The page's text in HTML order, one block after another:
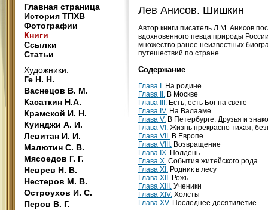
Главная страница
История ТПХВ
Фотографии
Книги
Ссылки
Статьи
Художники:
Ге Н. Н.
Васнецов В. М.
Касаткин Н.А.
Крамской И. Н.
Куинджи А. И.
Левитан И. И.
Малютин С. В.
Мясоедов Г. Г.
Неврев Н. В.
Нестеров М. В.
Остроухов И. С.
Перов В. Г.
Лев Анисов. Шишкин
Автор книги писатель Л.М. Анисов
вдохновенного певца природы
множество ранее неизвестных
путешествий по стране.
Содержание
Глава I. На родине
Глава II. В Москве
Глава III. Есть, есть Бог на свете
Глава IV. На Валааме
Глава V. В Петербурге. Друзья и
Глава VI. Жизнь прекрасно тихая,
Глава VII. В Европе
Глава VIII. Возвращение
Глава IX. Полдень
Глава X. События житейского рода
Глава XI. Родник в лесу
Глава XII. Рожь
Глава XIII. Ученики
Глава XIV. Холсты
Глава XV. Последнее десятилетие